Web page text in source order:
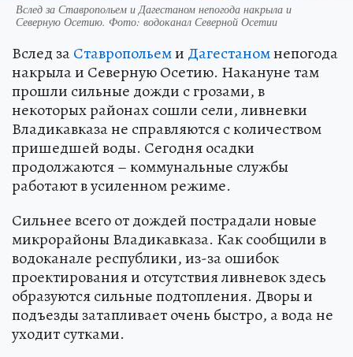
Вслед за Ставропольем и Дагестаном непогода накрыла и
Северную Осетию. Фото: водоканал Северной Осетии
Вслед заСтавропольеми Дагестаномнепогода
накрыла и Северную Осетию. Накануне там
прошли сильные дожди с грозами, в
некоторых районах сошли сели, ливневки
Владикавказа не справляются с количеством
пришедшей воды. Сегодня осадки
продолжаются – коммунальные службы
работают в усиленном режиме.
Сильнее всего от дождей пострадали новые
микрорайоны Владикавказа. Как сообщили в
водоканале республики, из-за ошибок
проектирования и отсутствия ливневок здесь
образуются сильные подтопления. Дворы и
подъезды затапливает очень быстро, а вода не
уходит сутками.